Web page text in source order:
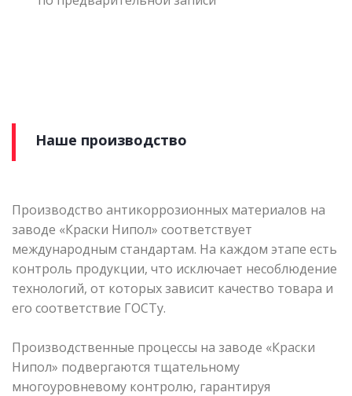
Наше производство
Производство антикоррозионных материалов на
заводе «Краски Нипол» соответствует
международным стандартам. На каждом этапе есть
контроль продукции, что исключает несоблюдение
технологий, от которых зависит качество товара и
его соответствие ГОСТу.
Производственные процессы на заводе «Краски
Нипол» подвергаются тщательному
многоуровневому контролю, гарантируя